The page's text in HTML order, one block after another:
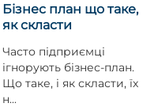
Бізнес план що таке,
як скласти
Часто підприємці
ігнорують бізнес-план.
Що таке, і як скласти, їх
н...